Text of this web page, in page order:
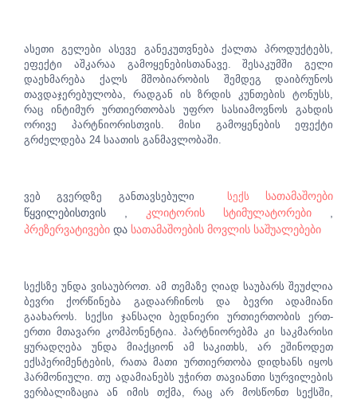
ასეთი გელები ასევე განეკუთვნება ქალთა პროდუქტებს,
ეფექტი აშკარაა გამოყენებისთანავე. შესაკუმში გელი
დაეხმარება ქალს მშობიარობის შემდეგ დაიბრუნოს
თავდაჯერებულობა, რადგან ის ზრდის კუნთების ტონუსს,
რაც ინტიმურ ურთიერთობას უფრო სასიამოვნოს გახდის
ორივე პარტნიორისთვის. მისი გამოყენების ეფექტი
გრძელდება 24 საათის განმავლობაში.
ვებ გვერდზე განთავსებული სექს სათამაშოები
წყვილებისთვის ,
კლიტორის სტიმულატორები
პრეზერვატივები და სათამაშოების მოვლის საშუალებები
სექსზე უნდა ვისაუბროთ. ამ თემაზე ღიად საუბარს შეუძლია
ბევრი ქორწინება გადაარჩინოს და ბევრი ადამიანი
გაახაროს. სექსი ჯანსაღი ბედნიერი ურთიერთობის ერთ-
ერთი მთავარი კომპონენტია. პარტნიორებმა კი საკმარისი
ყურადღება უნდა მიაქციონ ამ საკითხს, არ ეშინოდეთ
ექსპერიმენტების, რათა მათი ურთიერთობა დიდხანს იყოს
ჰარმონიული. თუ ადამიანებს უჭირთ თავიანთი სურვილების
ვერბალიზაცია ან იმის თქმა, რაც არ მოსწონთ სექსში,